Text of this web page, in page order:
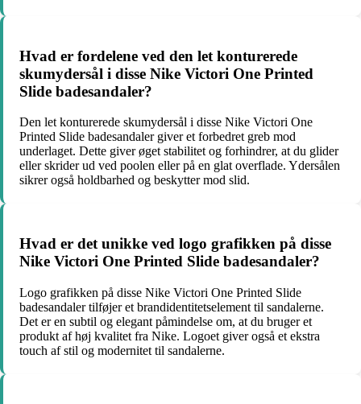
Hvad er fordelene ved den let konturerede
skumydersål i disse Nike Victori One Printed
Slide badesandaler?
Den let konturerede skumydersål i disse Nike Victori One
Printed Slide badesandaler giver et forbedret greb mod
underlaget. Dette giver øget stabilitet og forhindrer, at du glider
eller skrider ud ved poolen eller på en glat overflade. Ydersålen
sikrer også holdbarhed og beskytter mod slid.
Hvad er det unikke ved logo grafikken på disse
Nike Victori One Printed Slide badesandaler?
Logo grafikken på disse Nike Victori One Printed Slide
badesandaler tilføjer et brandidentitetselement til sandalerne.
Det er en subtil og elegant påmindelse om, at du bruger et
produkt af høj kvalitet fra Nike. Logoet giver også et ekstra
touch af stil og modernitet til sandalerne.